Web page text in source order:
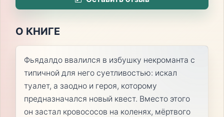
О КНИГЕ
Фьядалдо ввалился в избушку некроманта с
типичной для него суетливостью: искал
туалет, а заодно и героя, которому
предназначался новый квест. Вместо этого
он застал кровососов на коленях, мёртвого